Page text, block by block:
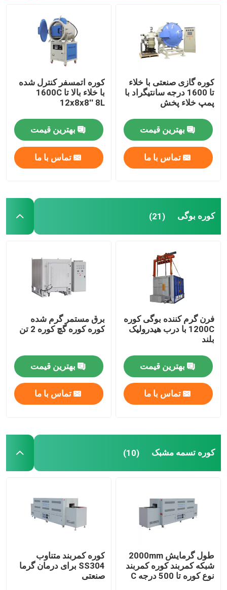
کوره گازی صنعتی با خلاء
تا 1600 درجه سانتیگراد با
پمپ خلاء پخش
بهترین قیمت
تماس با ما
کوره اتمسفر کنترل شده
با خلاء بالا تا 1600C
12x8x8′′ 8L
بهترین قیمت
تماس با ما
کوره بوگی (21)
فرن گرم کننده بوگی کوره
1200C با درب هیدرولیک
بلند
بهترین قیمت
تماس با ما
برق مستمر گرم شده
کوره کوره گچ کوره 2 تن
بهترین قیمت
تماس با ما
کوره تسمه مشبک (10)
طول گرمایش 2000mm
شبکه کمربند کوره کمربند
نوع کوره تا 500 درجه C
کوره کمربند متناوب
SS304 برای درمان گرما
صنعتی